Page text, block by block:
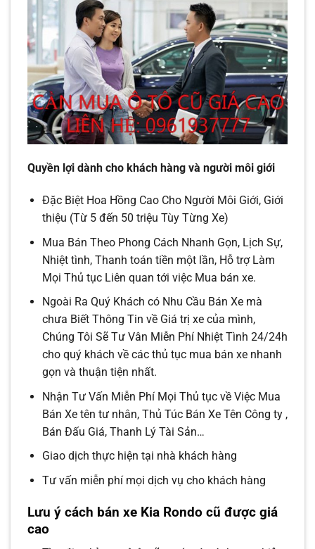
Quyền lợi dành cho khách hàng và người môi giới
Đặc Biệt Hoa Hồng Cao Cho Người Môi Giới, Giới
thiệu (Từ 5 đến 50 triệu Tùy Từng Xe)
Mua Bán Theo Phong Cách Nhanh Gọn, Lịch Sự,
Nhiệt tình, Thanh toán tiền một lần, Hỗ trợ Làm
Mọi Thủ tục Liên quan tới việc Mua bán xe.
Ngoài Ra Quý Khách có Nhu Cầu Bán Xe mà
chưa Biết Thông Tin về Giá trị xe của mình,
Chúng Tôi Sẽ Tư Vân Miễn Phí Nhiệt Tình 24/24h
cho quý khách về các thủ tục mua bán xe nhanh
gọn và thuận tiện nhất.
Nhận Tư Vấn Miễn Phí Mọi Thủ tục về Việc Mua
Bán Xe tên tư nhân, Thủ Túc Bán Xe Tên Công ty ,
Bán Đấu Giá, Thanh Lý Tài Sản…
Giao dịch thực hiện tại nhà khách hàng
Tư vấn miễn phí mọi dịch vụ cho khách hàng
Lưu ý cách bán xe Kia Rondo cũ được giá
cao